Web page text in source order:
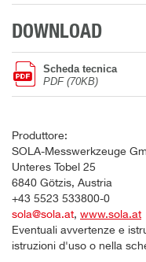
DOWNLOAD
Scheda tecnica
PDF (70KB)
Produttore:
SOLA-Messwerkzeuge
Unteres Tobel 25
6840 Götzis, Austria
+43 5523 533800-0
sola@sola.at, www.sola.at
Eventuali avvertenze e
istruzioni d'uso o nella